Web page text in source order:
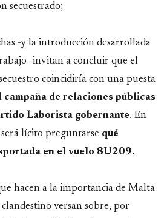
secuestrado;
-y la introducción desarrollada
invitan a concluir que el
coincidiría con una puesta
campaña de relaciones públicas
Laborista gobernante. En
lícito preguntarse qué
en el vuelo 8U209.
hacen a la importancia de Malta
versan sobre, por